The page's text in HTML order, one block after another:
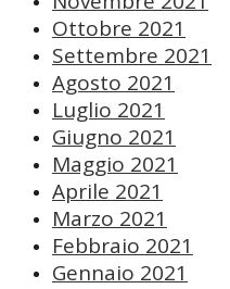
Ottobre 2021
Settembre 2021
Agosto 2021
Luglio 2021
Giugno 2021
Maggio 2021
Aprile 2021
Marzo 2021
Febbraio 2021
Gennaio 2021